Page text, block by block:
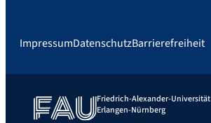
ImpressumDatenschutzBarrierefreiheit
Friedrich-Alexander-Universität
Erlangen-Nürnberg